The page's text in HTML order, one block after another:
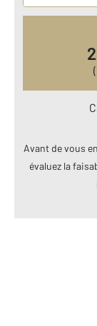
Avant de vous
évaluez la